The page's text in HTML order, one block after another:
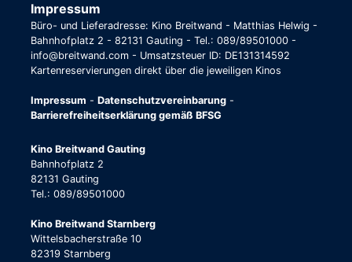
Impressum
Büro- und Lieferadresse: Kino Breitwand - Matthias Helwig -
Bahnhofplatz 2 - 82131 Gauting - Tel.: 089/89501000 -
info@breitwand.com - Umsatzsteuer ID: DE131314592
Kartenreservierungen direkt über die jeweiligen Kinos
Impressum - Datenschutzvereinbarung -
Barrierefreiheitserklärung gemäß BFSG
Kino Breitwand Gauting
Bahnhofplatz 2
82131 Gauting
Tel.: 089/89501000
Kino Breitwand Starnberg
Wittelsbacherstraße 10
82319 Starnberg